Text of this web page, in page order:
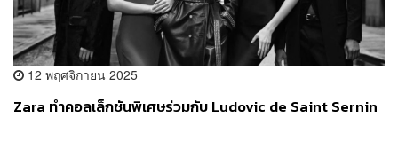
12 พฤศจิกายน 2025
Zara ทำคอลเล็กชันพิเศษร่วมกับ Ludovic de Saint Sernin